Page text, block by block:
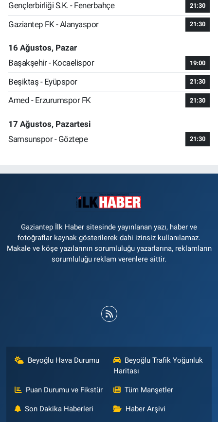
Gençlerbirliği S.K. - Fenerbahçe 21:30
Gaziantep FK - Alanyaspor 21:30
16 Ağustos, Pazar
Başakşehir - Kocaelispor
19:00
Beşiktaş - Eyüpspor 21:30
Amed - Erzurumspor FK 21:30
17 Ağustos, Pazartesi
Samsunspor - Göztepe
21:30
Gaziantep İlk Haber sitesinde yayınlanan yazı, haber ve
fotoğraflar kaynak gösterilerek dahi izinsiz kullanılamaz.
Makale ve köşe yazılarının sorumluluğu yazarlarına, reklamların
sorumluluğu reklam verenlere aittir.
Beyoğlu Hava Durumu
Beyoğlu Trafik Yoğunluk
Haritası
Puan Durumu ve Fikstür Tüm Manşetler
Son Dakika Haberleri Haber Arşivi